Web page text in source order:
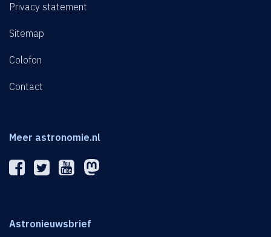
Privacy statement
Sitemap
Colofon
Contact
Meer astronomie.nl
Astronieuwsbrief